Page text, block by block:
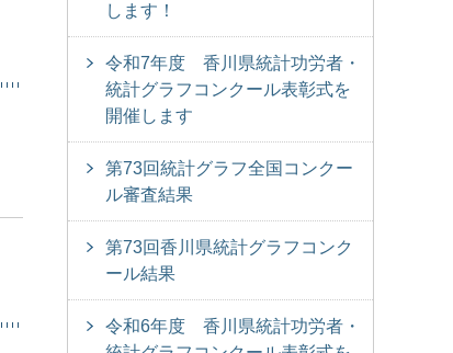
します！
令和7年度 香川県統計功労者・
統計グラフコンクール表彰式を
開催します
第73回統計グラフ全国コンクー
ル審査結果
第73回香川県統計グラフコンク
ール結果
令和6年度 香川県統計功労者・